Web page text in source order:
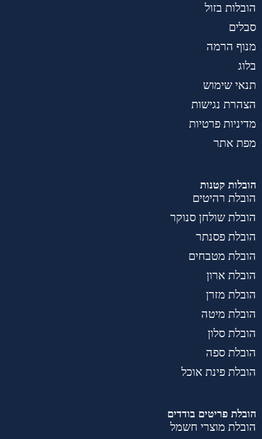
הובלות בזול
סבלים
מנוף הרמה
בלוג
תנאי שימוש
הצהרת נגישות
מדיניות פרטיות
מפת אתר
הובלות קטנות
הובלת רהיטים
הובלת שולחן סנוקר
הובלת פסנתר
הובלת מטבחים
הובלת ארון
הובלת מזרן
הובלת מיטה
הובלת סלון
הובלת ספה
הובלת פינת אוכל
הובלת פריטים בודדים
הובלת מוצרי חשמל